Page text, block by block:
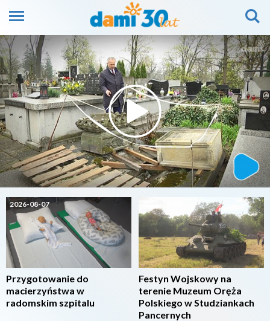
2026-08-07
Przygotowanie do
macierzyństwa w
radomskim szpitalu
Festyn Wojskowy na
terenie Muzeum Oręża
Polskiego w Studziankach
Pancernych